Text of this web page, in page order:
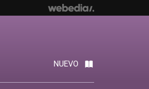
NUEVO